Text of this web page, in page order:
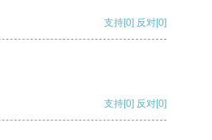
支持[0] 反对[0]
支持[0] 反对[0]